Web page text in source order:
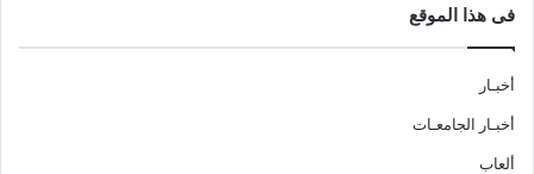
فى هذا الموقع
أخبـار
أخبـار الجامعـات
ألعاب